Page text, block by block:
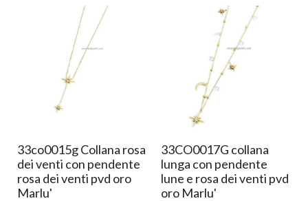
33co0015g Collana rosa
dei venti con pendente
rosa dei venti pvd oro
Marlu'
33CO0017G collana
lunga con pendente
lune e rosa dei venti pvd
oro Marlu'